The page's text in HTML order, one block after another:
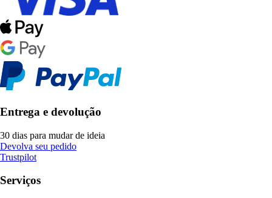
Entrega e devolução
30 dias para mudar de ideia
Devolva seu pedido
Trustpilot
Serviços